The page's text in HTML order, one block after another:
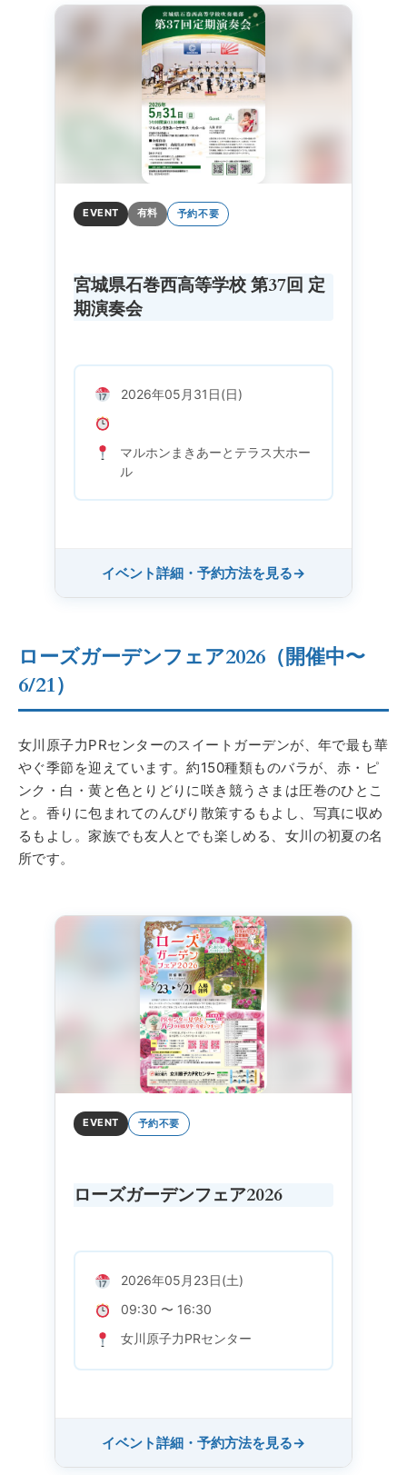
EVENT 有料 予約不要
宮城県石巻西高等学校 第37回 定
期演奏会
2026年05月31日(日)
マルホンまきあーとテラス大ホー
ル
イベント詳細・予約方法を見る→
ローズガーデンフェア2026（開催中〜
6/21）
女川原子力PRセンターのスイートガーデンが、年で最も華
やぐ季節を迎えています。約150種類ものバラが、赤・ピ
ンク・白・黄と色とりどりに咲き競うさまは圧巻のひとこ
と。香りに包まれてのんびり散策するもよし、写真に収め
るもよし。家族でも友人とでも楽しめる、女川の初夏の名
所です。
EVENT 予約不要
ローズガーデンフェア2026
2026年05月23日(土)
09:30 〜 16:30
女川原子力PRセンター
イベント詳細・予約方法を見る→